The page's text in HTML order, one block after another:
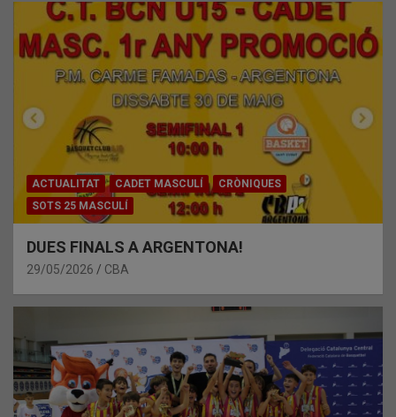
ACTUALITAT CADET MASCULÍ
CRÒNIQUES
SOTS 25 MASCULÍ
DUES FINALS A ARGENTONA!
29/05/2026 CBA